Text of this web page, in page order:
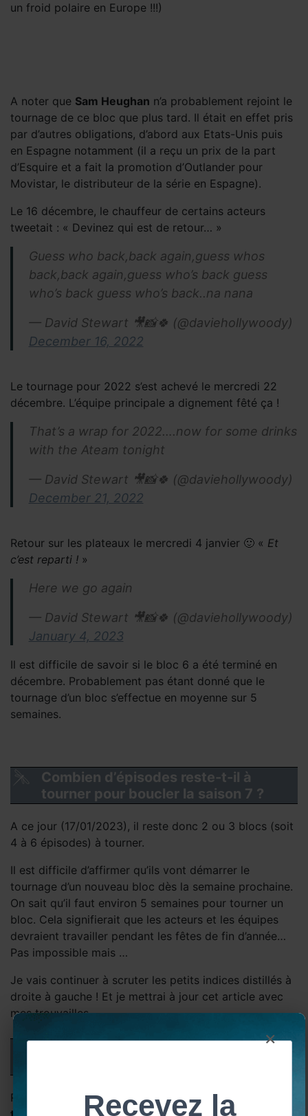
un froid polaire en Europe !!!)
A noter que Sam Heughan n’a probablement rejoint le
tournage de ce bloc que plus tard. Il était en effet pris
par d’autres obligations, d’abord aux Etats-Unis puis
en Espagne notamment (il a reçu un prix de la part
d’Esquire et a fait la promotion d’Outlander pour
Movistar, le distributeur de la série en Espagne).
Le 16 décembre, le chauffeur de certains acteurs
tweetait : « Devinez qui est de retour… »
Guess who back,back again,guess whos
back,back again,guess who’s back guess
who’s back guess who’s back..na nana
— David Stewart 🎥📸🍀 (@daviehollywoody)
December 16, 2022
Le tournage pour 2022 s’est achevé le mercredi 22
décembre. L’équipe principale a dignement fêté ça !
That’s a wrap for 2022….now for some drinks
with the Ateam tonight
— David Stewart 🎥📸🍀 (@daviehollywoody)
December 21, 2022
Retour sur les plateaux le mercredi 4 janvier 🙂 « Et
c’est reparti ! »
Here we go again
— David Stewart 🎥📸🍀 (@daviehollywoody)
January 4, 2023
Il est difficile de savoir si le bloc 6 a été terminé en
décembre. Probablement pas étant donné que le
tournage d’un bloc s’effectue en moyenne sur 5
semaines.
Combien d’épisodes reste-t-il à
tourner pour boucler la saison 7 ?
A ce jour (17/01/2023), il reste donc 2 ou 3 blocs (soit
4 à 6 épisodes) à tourner.
Il est difficile d’affirmer qu’ils vont démarrer le
tournage d’un nouveau bloc dès la semaine prochaine.
On sait qu’il faut environ 5 semaines pour tourner un
bloc. Cela signifierait que les acteurs et les équipes
devraient travailler pendant les fêtes de fin d’année…
Pas impossible mais …
Je vais continuer à scruter les petits indices distillés à
droite à gauche ! Et je mettrai à jour cet article avec
mes trouvailles.
Coulisses du tournage de la saison 7
Retrouvez nos discussions à propos descoulisses du
×